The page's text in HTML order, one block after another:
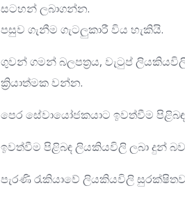
සටහන් ලබාගන්න.
පසුව ගැනීම ගැටලුකාරී විය හැකියි.
ගුවන් ගමන් බලපත්‍රය, වැටුප්
ක්‍රියාත්මක වන්න.
පෙර සේවායෝජකයාට ඉවත්වීම
ඉවත්වීම පිළිබඳ ලියකියවිලි ලබා දුන්
පැරණි රැකියාවේ ලියකියවිලි